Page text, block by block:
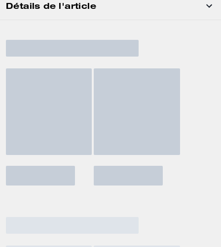
Détails de l'article